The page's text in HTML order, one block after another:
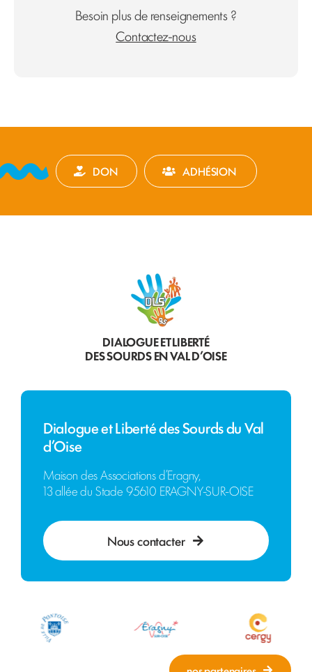
Besoin plus de renseignements ?
Contactez-nous
DON ADHÉSION
DIALOGUE ET LIBERTÉ
DES SOURDS EN VAL D’OISE
Dialogue et Liberté des Sourds du Val
d’Oise
Maison des Associations d’Eragny,
13 allée du Stade 95610 ERAGNY-SUR-OISE
Nous contacter